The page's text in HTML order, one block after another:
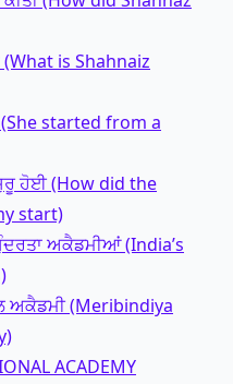
is Shahnaiz
started from a
ਹੋਈ (How did the
start)
ਅਕੈਡਮੀਆਂ (India’s
ਅਕੈਡਮੀ (Meribindiya
ACADEMY